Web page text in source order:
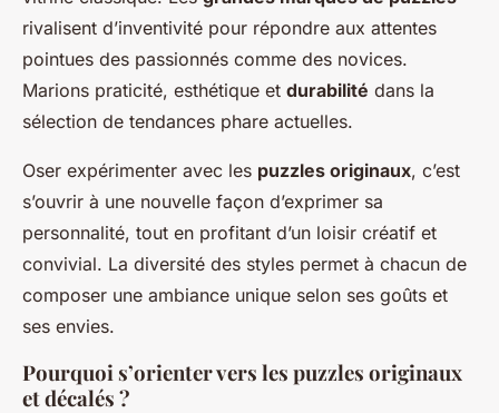
rivalisent d’inventivité pour répondre aux attentes
pointues des passionnés comme des novices.
Marions praticité, esthétique et durabilité dans la
sélection de tendances phare actuelles.
Oser expérimenter avec les puzzles originaux, c’est
s’ouvrir à une nouvelle façon d’exprimer sa
personnalité, tout en profitant d’un loisir créatif et
convivial. La diversité des styles permet à chacun de
composer une ambiance unique selon ses goûts et
ses envies.
Pourquoi s’orienter vers les puzzles originaux
et décalés ?